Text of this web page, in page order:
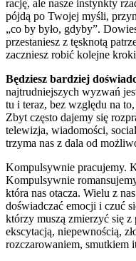
rację, ale nasze instynkty
pójdą po Twojej myśli,
„co by było, gdyby”.
przestaniesz z tęsknotą
zaczniesz robić kolejne
Będziesz bardziej
najtrudniejszych wyzwań
tu i teraz, bez względu na
Zbyt często dajemy się
telewizja, wiadomości,
trzyma nas z dala od
Kompulsywnie pracujemy.
Kompulsywnie
która nas otacza. Wielu z
doświadczać emocji i czuć
którzy muszą zmierzyć się
ekscytacją, niepewnością,
rozczarowaniem, smutkiem